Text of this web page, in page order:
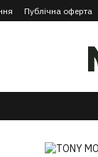
Публічна оферта